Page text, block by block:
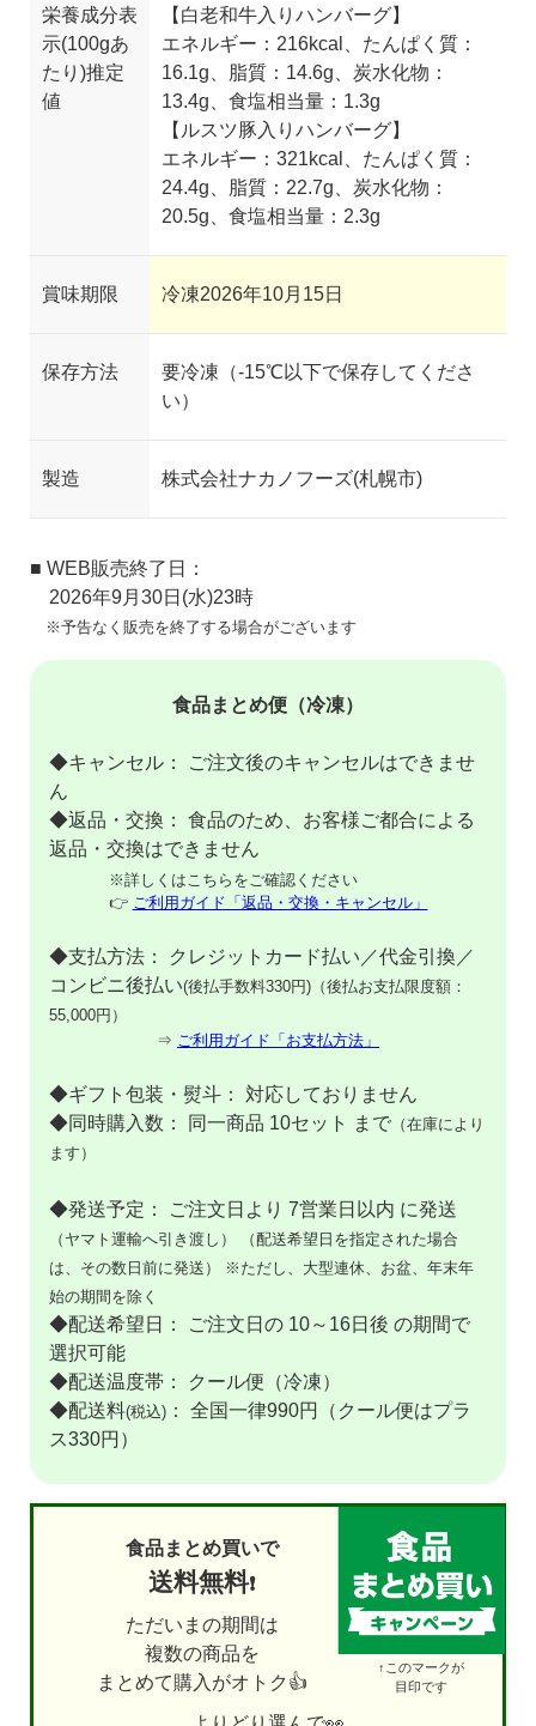
栄養成分表
示(100gあ
たり)推定
値
【白老和牛入りハンバーグ】
エネルギー：216kcal、たんぱく質：
16.1g、脂質：14.6g、炭水化物：
13.4g、食塩相当量：1.3g
【ルスツ豚入りハンバーグ】
エネルギー：321kcal、たんぱく質：
24.4g、脂質：22.7g、炭水化物：
20.5g、食塩相当量：2.3g
賞味期限 冷凍2026年10月15日
保存方法
要冷凍（-15℃以下で保存してくださ
い）
製造 株式会社ナカノフーズ(札幌市)
■ WEB販売終了日：
2026年9月30日(水)23時
※予告なく販売を終了する場合がございます
食品まとめ便（冷凍）
◆キャンセル： ご注文後のキャンセルはできませ
ん
◆返品・交換： 食品のため、お客様ご都合による
返品・交換はできません
※詳しくはこちらをご確認ください
👉 ご利用ガイド「返品・交換・キャンセル」
◆支払方法： クレジットカード払い／代金引換／
コンビニ後払い(後払手数料330円)（後払お支払限度額：
55,000円）
⇒ ご利用ガイド「お支払方法」
◆ギフト包装・熨斗： 対応しておりません
◆同時購入数： 同一商品 10セット まで （在庫により
ます）
◆発送予定： ご注文日より 7営業日以内 に発送
（ヤマト運輸へ引き渡し）
（配送希望日を指定された場合
は、その数日前に発送）
※ただし、大型連休、お盆、年末年
始の期間を除く
◆配送希望日： ご注文日の 10～16日後 の期間で
選択可能
◆配送温度帯： クール便（冷凍）
◆配送料(税込) ： 全国一律990円（クール便はプラ
ス330円）
↑このマークが
目印です
食品まとめ買いで
送料無料❗
ただいまの期間は
複数の商品を
まとめて購入がオトク👍